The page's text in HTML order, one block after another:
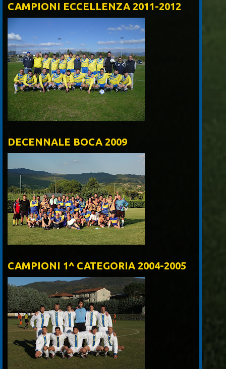
CAMPIONI ECCELLENZA 2011-2012
DECENNALE BOCA 2009
CAMPIONI 1^ CATEGORIA 2004-2005